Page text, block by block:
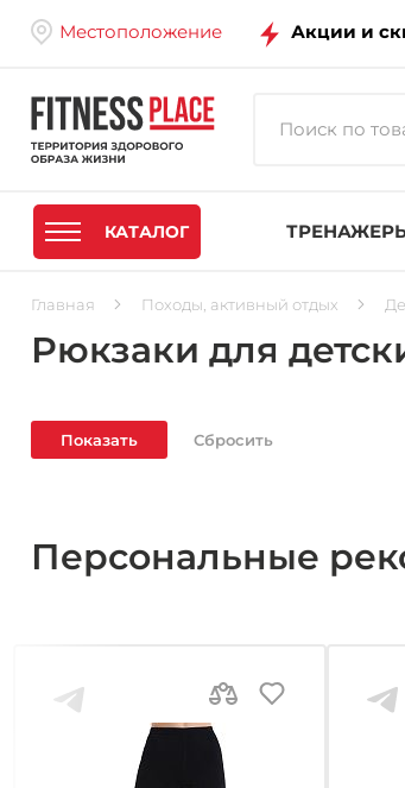
Местоположение Акции и
КАТАЛОГ
Главная Походы, активный отдых
Рюкзаки для
Персональные